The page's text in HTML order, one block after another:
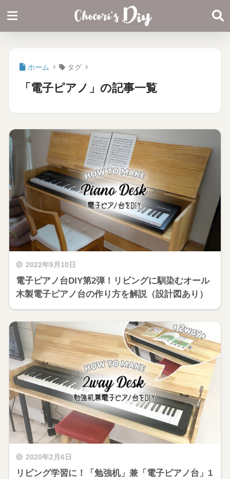
ホーム タグ
「電子ピアノ」の記事一覧
2022年9月10日
電子ピアノ台DIY第2弾！リビングに馴染むオール
木製電子ピアノ台の作り方を解説（設計図あり）
2020年2月6日
リビング学習に！「勉強机」兼「電子ピアノ台」1